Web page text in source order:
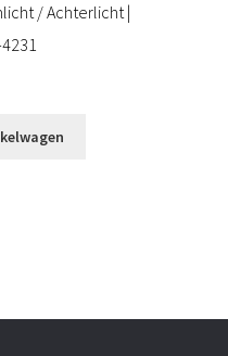
/ Achterlicht |